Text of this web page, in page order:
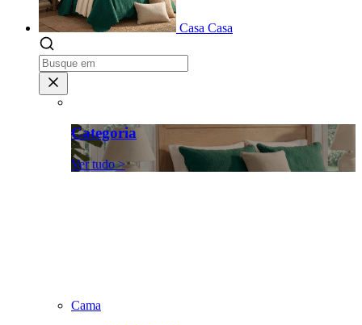
Casa Casa
Categoria
Ver tudo >
Cama